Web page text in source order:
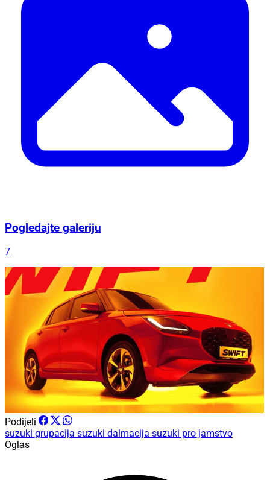
Pogledajte galeriju
7
Podijeli
suzuki grupacija suzuki dalmacija suzuki pro jamstvo
Oglas